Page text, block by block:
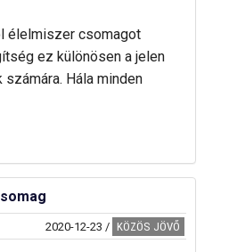
élelmiszer csomagot
ez különösen a jelen
Hála minden
2020-12-23 / KÖZÖS JÖVŐ